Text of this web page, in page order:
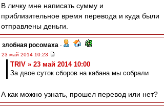
В личку мне написать сумму и
приблизительное время перевода и куда были
отправлены деньги.
злобная росомаха -
23 май 2014 10:23
TRIV » 23 май 2014 10:00
За двое суток сборов на кабана мы собрали
А как можно узнать, прошел перевод или нет?